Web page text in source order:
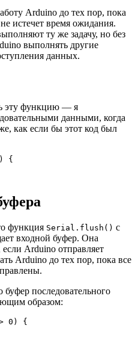
Arduino до тех пор, пока
истечет время ожидания.
ту же задачу, но без
выполнять другие
данных.
эту функцию — я
данными, когда
как если бы этот код был
)
{
функция Serial.flush() с
входной буфер. Она
если Arduino отправляет
Arduino до тех пор, пока все
последовательного
образом:
0 )
{